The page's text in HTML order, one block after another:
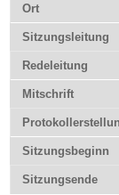
Ort
Sitzungsleitung
Redeleitung
Mitschrift
Sitzungsbeginn
Sitzungsende